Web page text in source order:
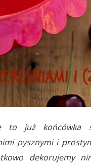
to już końcówka
pysznymi i
dekorujemy